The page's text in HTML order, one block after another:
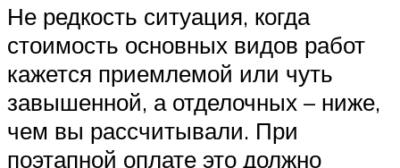
Не редкость ситуация, когда
стоимость основных видов работ
кажется приемлемой или чуть
завышенной, а отделочных – ниже,
чем вы рассчитывали. При
поэтапной оплате это должно